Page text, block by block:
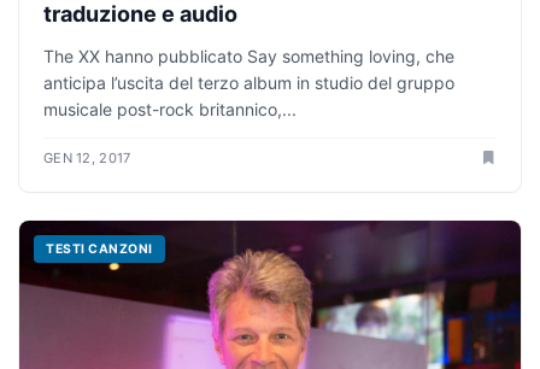
traduzione e audio
The XX hanno pubblicato Say something loving, che
anticipa l’uscita del terzo album in studio del gruppo
musicale post-rock britannico,...
GEN 12, 2017
TESTI CANZONI